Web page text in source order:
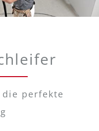
perfekte